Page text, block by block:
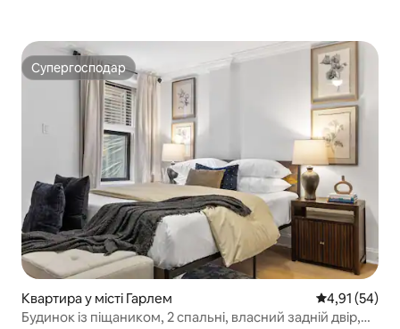
Супергосподар
Супергосподар
Квартира у місті Гарлем Середня
4,91 (54)
Будинок із піщаником, 2 спальні, власний задній двір,